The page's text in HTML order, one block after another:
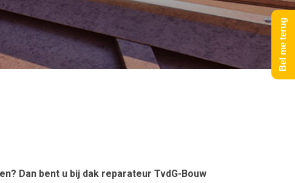
Dan bent u bij dak reparateur TvdG-Bouw
Bel me terug